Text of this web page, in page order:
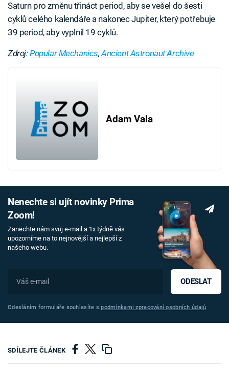
Saturn pro změnu třináct period, aby se vešel do šesti
cyklů celého kalendáře a nakonec Jupiter, který potřebuje
39 period, aby vyplnil 19 cyklů.
Zdroj:Popular Mechanics,Ancient Astronaut Archive
Adam Vala
Nenechte si ujít novinky Prima
Zoom!
Zanechte nám svůj e-mail a 1x týdně vás
upozorníme na to nejnovější a nejlepší z
našeho webu.
ODESLAT
Odesláním formuláře souhlasíte spodmínkami zpracování osobních údajů
SDÍLEJTE ČLÁNEK